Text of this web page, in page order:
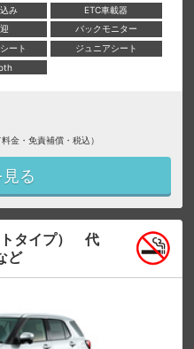
み
ETC車載器
バックモニター
ート
ジュニアシート
金・免責補償・税込）
る
トタイプ） 代
ど